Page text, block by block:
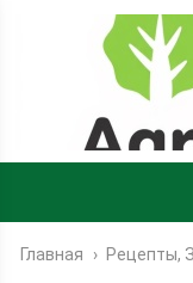
Главная › Рецепты,